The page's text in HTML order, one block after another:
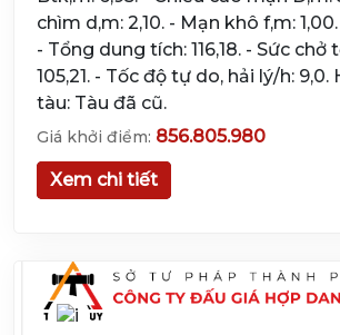
chìm d,m: 2,10. - Mạn khô f,m:
- Tổng dung tích: 116,18. - Sức chở
105,21. - Tốc độ tự do, hải lý/h: 9,0.
tàu: Tàu đã cũ.
Giá khởi điểm: 856.805.980
Xem chi tiết